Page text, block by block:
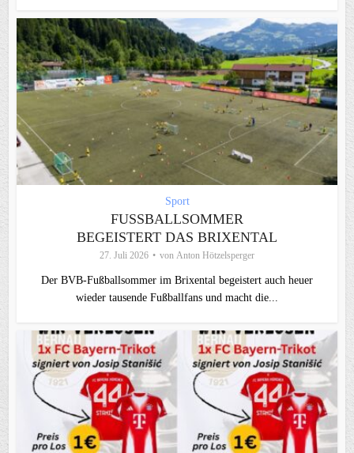
Sport
FUSSBALLSOMMER B
EGEISTERT DAS BRIXENTAL
27. Juli 2026 von Anton Hötzelsperger
Der BVB-Fußballsommer im Brixental begeistert auch heuer
wieder tausende Fußballfans und macht die...